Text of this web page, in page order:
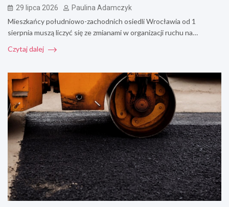
29 lipca 2026 Paulina Adamczyk
Mieszkańcy południowo-zachodnich osiedli Wrocławia od 1
sierpnia muszą liczyć się ze zmianami w organizacji ruchu na…
Czytaj dalej